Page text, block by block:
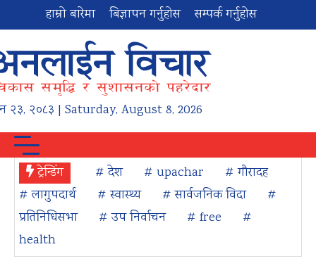
हाम्रो बारेमा बिज्ञापन गर्नुहोस सम्पर्क गर्नुहोस
२३, २०८३ | Saturday, August 8, 2026
ट्रेन्डिंग # देश # upachar
# गौरादह
# लागुपदार्थ
# स्वास्थ्य # सार्वजनिक विदा
#
प्रतिनिधिसभा
# उप निर्वाचन # free
#
health